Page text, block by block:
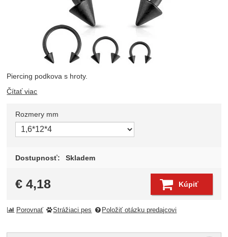
Piercing podkova s hroty.
Čítať viac
Zvoľte variant
Rozmery mm
Dostupnosť: Skladem
€ 4,18 Kúpiť
Porovnať Strážiaci pes Položiť otázku predajcovi